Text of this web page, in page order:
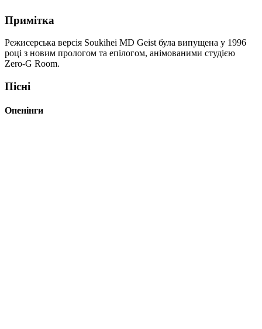
Примітка
Режисерська версія Soukihei MD Geist була випущена у 1996
році з новим прологом та епілогом, анімованими студією
Zero-G Room.
Пісні
Опенінги